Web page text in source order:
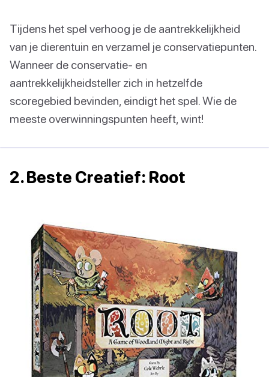
Tijdens het spel verhoog je de aantrekkelijkheid
van je dierentuin en verzamel je conservatiepunten.
Wanneer de conservatie- en
aantrekkelijkheidsteller zich in hetzelfde
scoregebied bevinden, eindigt het spel. Wie de
meeste overwinningspunten heeft, wint!
2. Beste Creatief: Root